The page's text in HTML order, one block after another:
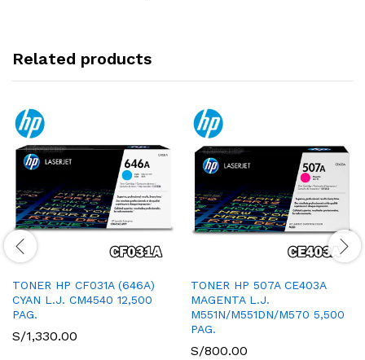
Related products
TONER HP CF031A (646A)
CYAN L.J. CM4540 12,500
PAG.
S/1,330.00
TONER HP 507A CE403A
MAGENTA L.J.
M551N/M551DN/M570 5,500
PAG.
S/800.00